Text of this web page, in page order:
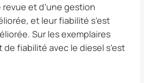
revue et d’une gestion
et leur fiabilité s’est
Sur les exemplaires
de fiabilité avec le diesel s’est